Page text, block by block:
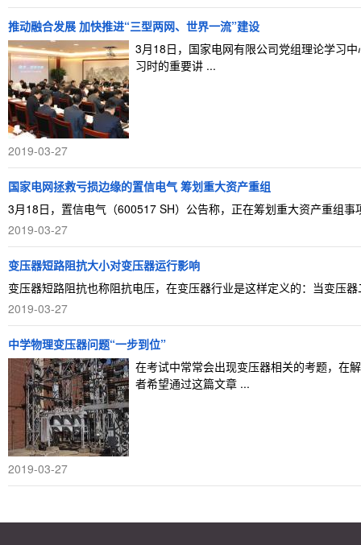
推动融合发展 加快推进“三型两网、世界一流”建设
3月18日，国家电网有限公司党组理论学习
习时的重要讲 ...
2019-03-27
国家电网拯救亏损边缘的置信电气 筹划重大资产重组
3月18日，置信电气（600517 SH）公告称，正在筹划重大资产重组
2019-03-27
变压器短路阻抗大小对变压器运行影响
变压器短路阻抗也称阻抗电压，在变压器行业是这样定义的：当变压
2019-03-27
中学物理变压器问题“一步到位”
在考试中常常会出现变压器相关的考题，在
者希望通过这篇文章 ...
2019-03-27